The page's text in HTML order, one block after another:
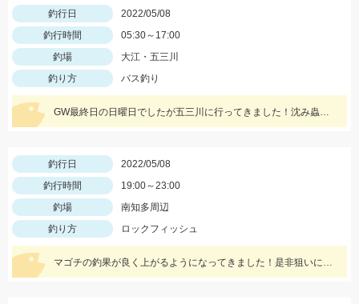
釣行日
2022/05/08
釣行時間
05:30～17:00
釣場
大江・五三川
釣り方
バス釣り
GW最終日の日曜日でしたが五三川に行ってきました！沈み蟲の1.8が高反応でした！沈み蟲1.8のズル引きで釣果を出せてオフセットフックなので根掛かりも少なくてオススメですよ！
釣行日
2022/05/08
釣行時間
19:00～23:00
釣場
南知多周辺
釣り方
ロックフィッシュ
マゴチの釣果が良く上がるようになってきました！是非狙いに行きましょう♪